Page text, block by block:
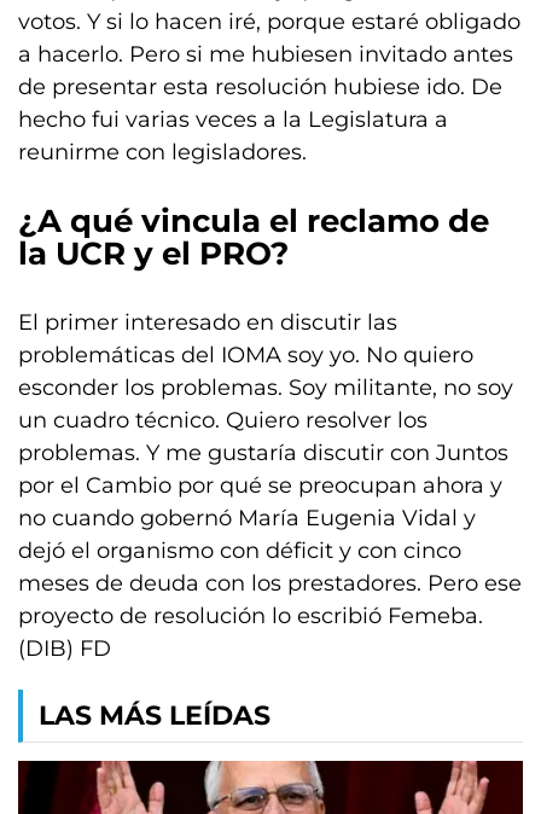
votos. Y si lo hacen iré, porque estaré obligado
a hacerlo. Pero si me hubiesen invitado antes
de presentar esta resolución hubiese ido. De
hecho fui varias veces a la Legislatura a
reunirme con legisladores.
¿A qué vincula el reclamo de
la UCR y el PRO?
El primer interesado en discutir las
problemáticas del IOMA soy yo. No quiero
esconder los problemas. Soy militante, no soy
un cuadro técnico. Quiero resolver los
problemas. Y me gustaría discutir con Juntos
por el Cambio por qué se preocupan ahora y
no cuando gobernó María Eugenia Vidal y
dejó el organismo con déficit y con cinco
meses de deuda con los prestadores. Pero ese
proyecto de resolución lo escribió Femeba.
(DIB) FD
LAS MÁS LEÍDAS